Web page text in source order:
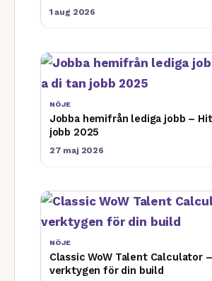
1 aug 2026
NÖJE
Jobba hemifrån lediga jobb – Hitta eriö a di
jobb 2025
27 maj 2026
NÖJE
Classic WoW Talent Calculator
verktygen för din build